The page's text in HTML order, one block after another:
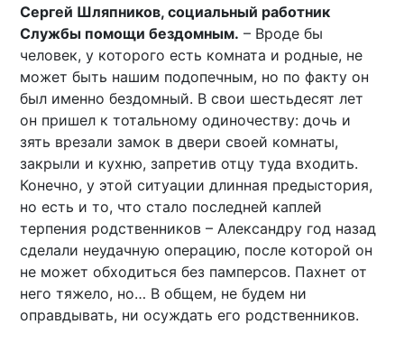
Сергей Шляпников, социальный работник
Службы помощи бездомным. – Вроде бы
человек, у которого есть комната и родные, не
может быть нашим подопечным, но по факту он
был именно бездомный. В свои шестьдесят лет
он пришел к тотальному одиночеству: дочь и
зять врезали замок в двери своей комнаты,
закрыли и кухню, запретив отцу туда входить.
Конечно, у этой ситуации длинная предыстория,
но есть и то, что стало последней каплей
терпения родственников – Александру год назад
сделали неудачную операцию, после которой он
не может обходиться без памперсов. Пахнет от
него тяжело, но… В общем, не будем ни
оправдывать, ни осуждать его родственников.